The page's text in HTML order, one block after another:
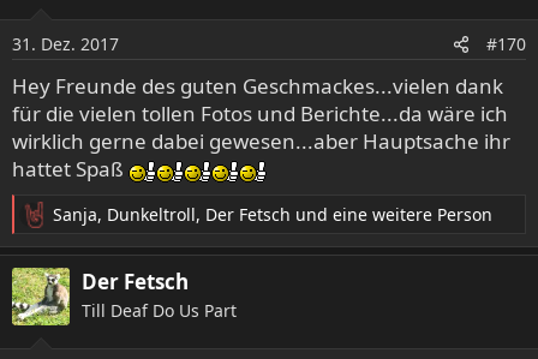
o
n
e
n
:
31. Dez. 2017 #170
Hey Freunde des guten Geschmackes...vielen dank
für die vielen tollen Fotos und Berichte...da wäre ich
wirklich gerne dabei gewesen...aber Hauptsache ihr
hattet Spaß
R
e
a
k
t
Sanja, Dunkeltroll, Der Fetsch und eine weitere Person
Der Fetsch
Till Deaf Do Us Part